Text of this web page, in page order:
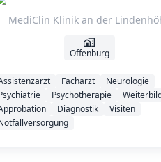
MediClin Klinik an der
Offenburg
Facharzt
Neurologie
Psychotherapie
Diagnostik
Visiten